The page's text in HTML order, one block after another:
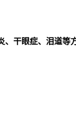
、干眼症、泪道等